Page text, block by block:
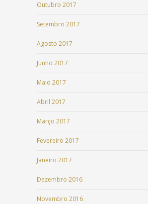
Outubro 2017
Setembro 2017
Agosto 2017
Junho 2017
Maio 2017
Abril 2017
Março 2017
Fevereiro 2017
Janeiro 2017
Dezembro 2016
Novembro 2016